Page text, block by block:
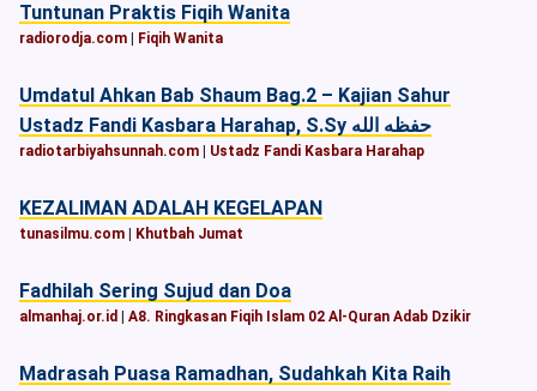
Tuntunan Praktis Fiqih Wanita
radiorodja.com Fiqih Wanita
Umdatul Ahkan Bab Shaum Bag.2 – Kajian Sahur
Ustadz Fandi Kasbara Harahap, S.Sy حفظه الله
radiotarbiyahsunnah.com Ustadz Fandi Kasbara Harahap
KEZALIMAN ADALAH KEGELAPAN
tunasilmu.com Khutbah Jumat
Fadhilah Sering Sujud dan Doa
almanhaj.or.id A8. Ringkasan Fiqih Islam 02 Al-Quran Adab Dzikir
Madrasah Puasa Ramadhan, Sudahkah Kita Raih